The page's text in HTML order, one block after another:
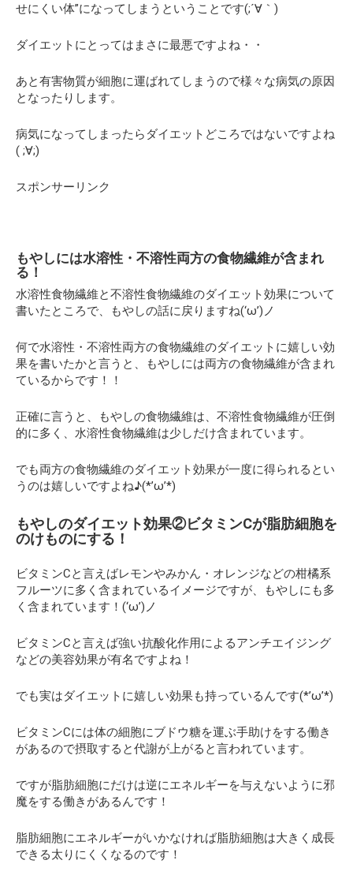
せにくい体”になってしまうということです(;´∀｀)
ダイエットにとってはまさに最悪ですよね・・
あと有害物質が細胞に運ばれてしまうので様々な病気の原因
となったりします。
病気になってしまったらダイエットどころではないですよね
( ;∀;)
スポンサーリンク
もやしには水溶性・不溶性両方の食物繊維が含まれ
る！
水溶性食物繊維と不溶性食物繊維のダイエット効果について
書いたところで、もやしの話に戻りますね(‘ω’)ノ
何で水溶性・不溶性両方の食物繊維のダイエットに嬉しい効
果を書いたかと言うと、もやしには両方の食物繊維が含まれ
ているからです！！
正確に言うと、もやしの食物繊維は、不溶性食物繊維が圧倒
的に多く、水溶性食物繊維は少しだけ含まれています。
でも両方の食物繊維のダイエット効果が一度に得られるとい
うのは嬉しいですよね♪(*’ω’*)
もやしのダイエット効果②ビタミンCが脂肪細胞を
のけものにする！
ビタミンCと言えばレモンやみかん・オレンジなどの柑橘系
フルーツに多く含まれているイメージですが、もやしにも多
く含まれています！(‘ω’)ノ
ビタミンCと言えば強い抗酸化作用によるアンチエイジング
などの美容効果が有名ですよね！
でも実はダイエットに嬉しい効果も持っているんです(*’ω’*)
ビタミンCには体の細胞にブドウ糖を運ぶ手助けをする働き
があるので摂取すると代謝が上がると言われています。
ですが脂肪細胞にだけは逆にエネルギーを与えないように邪
魔をする働きがあるんです！
脂肪細胞にエネルギーがいかなければ脂肪細胞は大きく成長
できる太りにくくなるのです！